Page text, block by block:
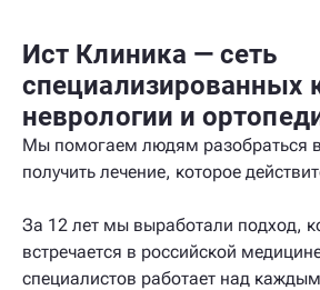
Ист Клиника — сеть
специализированных
неврологии и
Мы помогаем людям разобраться
получить лечение, которое
За 12 лет мы выработали подход,
встречается в российской
специалистов работает над